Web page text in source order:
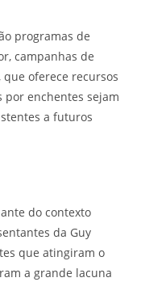
programas de
campanhas de
que oferece recursos
enchentes sejam
a futuros
do contexto
da Guy
que atingiram o
a grande lacuna